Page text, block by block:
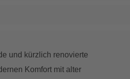
und kürzlich renovierte
Komfort mit alter